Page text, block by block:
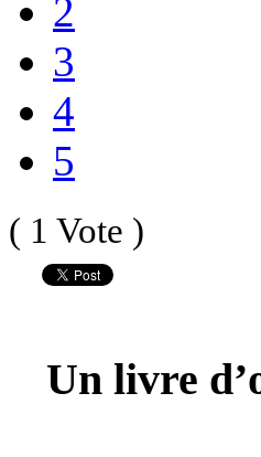
2
3
4
5
( 1 Vote )
Un livre